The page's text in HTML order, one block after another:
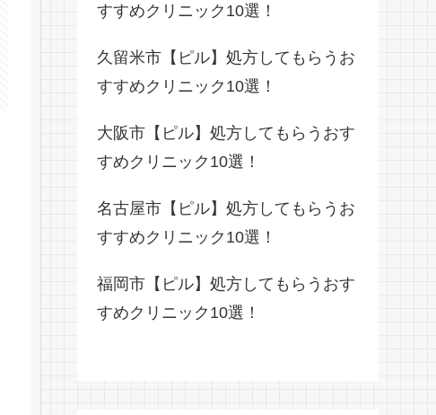
すすめクリニック10選！
久留米市【ピル】処方してもらうお
すすめクリニック10選！
大阪市【ピル】処方してもらうおす
すめクリニック10選！
名古屋市【ピル】処方してもらうお
すすめクリニック10選！
福岡市【ピル】処方してもらうおす
すめクリニック10選！